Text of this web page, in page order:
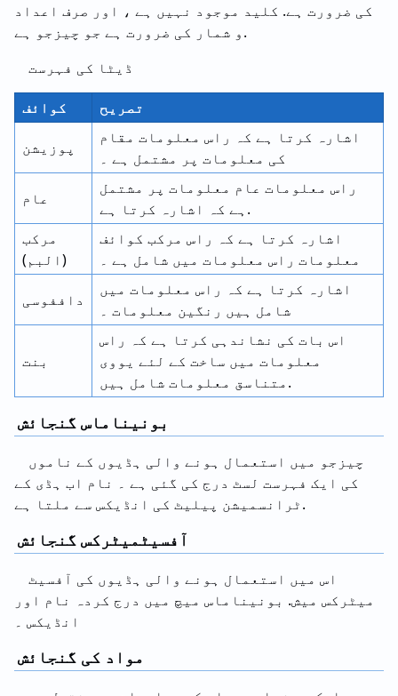
کی ضرورت ہے. کلید موجود نہیں ہے ، اور صرف اعداد
و شمار کی ضرورت ہے جو چیزجو ہے.
ڈیٹا کی فہرست
کوائف تصریح
پوزیشن
اشارہ کرتا ہے کہ راس معلومات مقام
کی معلومات پر مشتمل ہے ۔
عام
راس معلومات عام معلومات پر مشتمل
ہے کہ اشارہ کرتا ہے.
مرکب
(البم)
اشارہ کرتا ہے کہ راس مرکب کوائف
معلومات راس معلومات میں شامل ہے ۔
داففوسی
اشارہ کرتا ہے کہ راس معلومات میں
شامل ہیں رنگین معلومات ۔
بنت
اس بات کی نشاندہی کرتا ہے کہ راس
معلومات میں ساخت کے لئے یووی
متناسق معلومات شامل ہیں.
بونیناماس گنجائش
چیزجو میں استعمال ہونے والی ہڈیوں کے ناموں
کی ایک فہرست لسٹ درج کی گئی ہے ۔ نام اب ہڈی کے
ٹرانسمیشن پیلیٹ کی انڈیکس سے ملتا ہے.
آفسیٹمیٹرکس گنجائش
اس میں استعمال ہونے والی ہڈیوں کی آفسیٹ
میٹرکس میش. بونیناماس میچ میں درج کردہ نام اور
انڈیکس ۔
مواد کی گنجائش